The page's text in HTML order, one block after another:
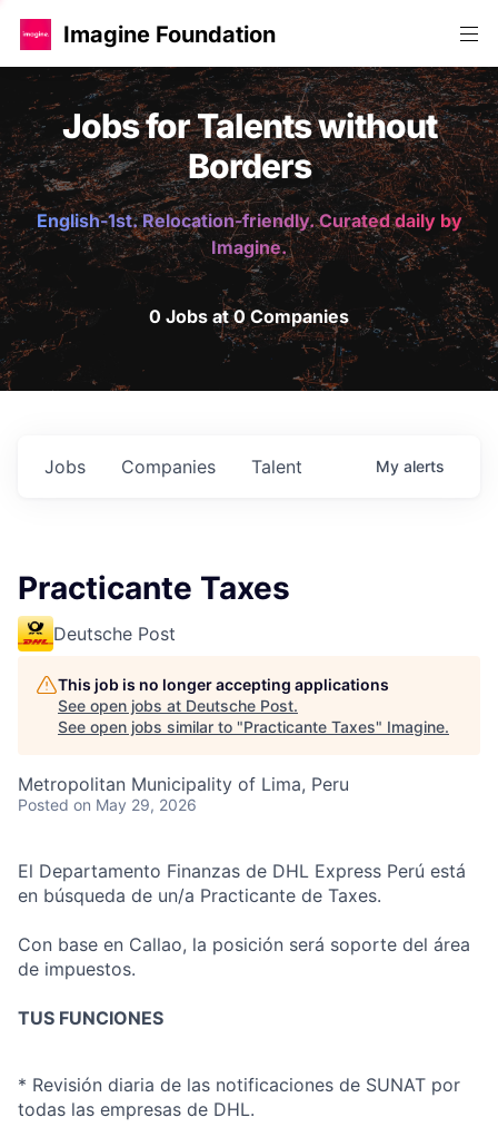
Imagine Foundation
Jobs for Talents without
Borders
English-1st. Relocation-friendly. Curated daily by
Imagine.
0 Jobs at 0 Companies
Jobs Companies Talent My alerts
Practicante Taxes
Deutsche Post
This job is no longer accepting applications
See open jobs at Deutsche Post.
See open jobs similar to "Practicante Taxes" Imagine.
Metropolitan Municipality of Lima, Peru
Posted on May 29, 2026
El Departamento Finanzas de DHL Express Perú está
en búsqueda de un/a Practicante de Taxes.
Con base en Callao, la posición será soporte del área
de impuestos.
TUS FUNCIONES
* Revisión diaria de las notificaciones de SUNAT por
todas las empresas de DHL.